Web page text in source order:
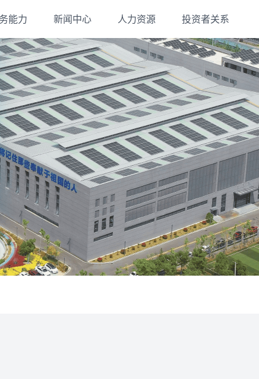
能力 新闻中心 人力资源 投资者关系